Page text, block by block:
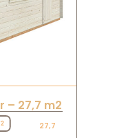
– 27,7 m2
27,7